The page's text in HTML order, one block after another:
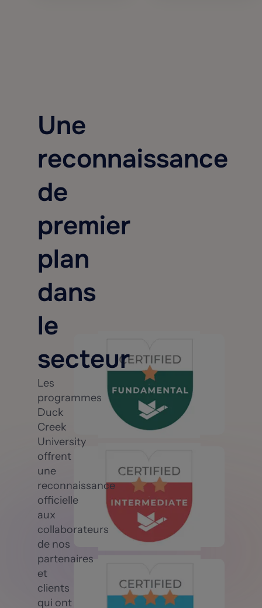
Une
reconnaissance
de
premier
plan
dans
le
secteur
Les
programmes
Duck
Creek
University
offrent
une
reconnaissance
officielle
aux
collaborateurs
de nos
partenaires
et
clients
qui ont